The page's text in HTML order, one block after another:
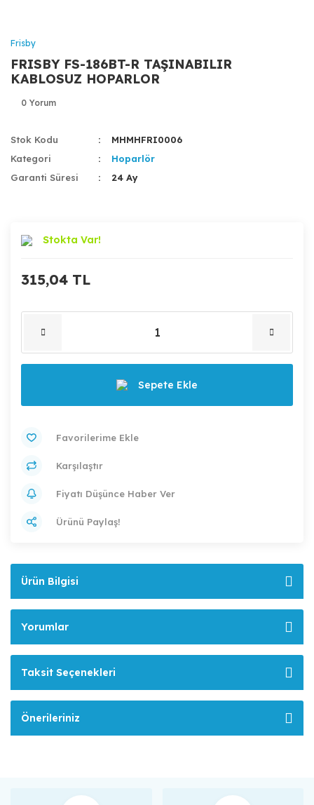
Frisby
FRISBY FS-186BT-R TAŞINABILIR
KABLOSUZ HOPARLOR
0 Yorum
Stok Kodu
MHMHFRI0006
Kategori
Hoparlör
Garanti Süresi
24 Ay
Stokta Var!
315,04 TL
Sepete Ekle
Karşılaştır
Fiyatı Düşünce Haber Ver
Ürünü Paylaş!
Ürün Bilgisi
Yorumlar
Taksit Seçenekleri
Önerileriniz